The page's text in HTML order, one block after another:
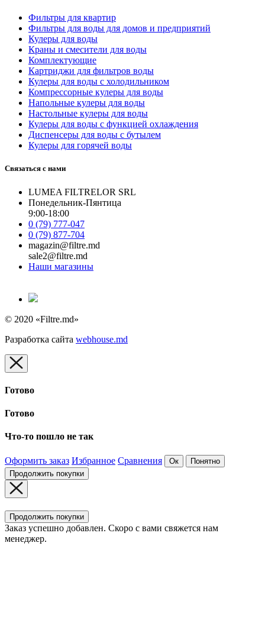
Фильтры для квартир
Фильтры для воды для домов и предприятий
Кулеры для воды
Краны и смесители для воды
Комплектующие
Картриджи для фильтров воды
Кулеры для воды с холодильником
Компрессорные кулеры для воды
Напольные кулеры для воды
Настольные кулеры для воды
Кулеры для воды с функцией охлаждения
Диспенсеры для воды с бутылем
Кулеры для горячей воды
Связаться с нами
LUMEA FILTRELOR SRL
Понедельник-Пянтица
9:00-18:00
0 (79) 777-047
0 (79) 877-704
magazin@filtre.md
sale2@filtre.md
Наши магазины
© 2020 «Filtre.md»
Разработка сайта webhouse.md
Готово
Готово
Что-то пошло не так
Оформить заказ Избранное Сравнения Ок
Понятно
Продолжить покупки
Продолжить покупки
Заказ успешно добавлен. Скоро с вами свяжется нам
менеджер.